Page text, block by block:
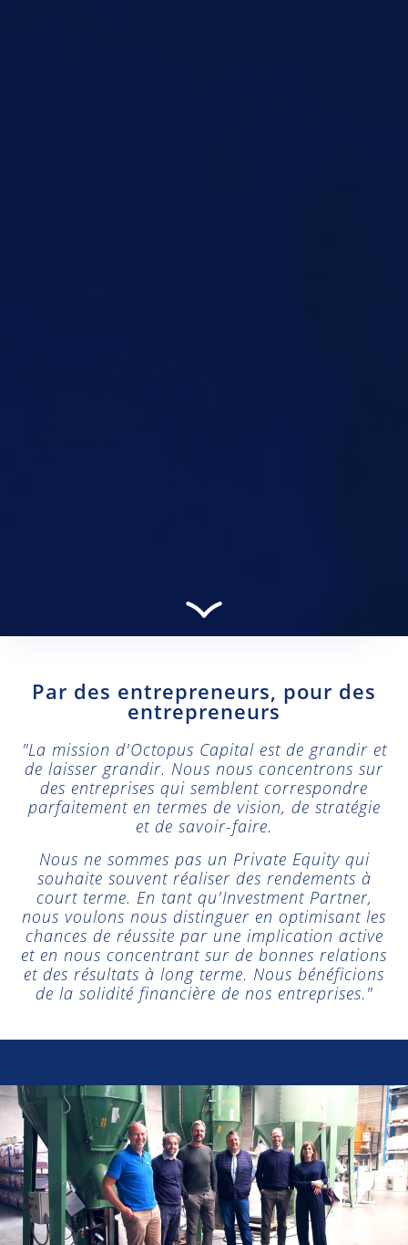
Par des entrepreneurs, pour des
entrepreneurs
"La mission d'Octopus Capital est de grandir et
de laisser grandir. Nous nous concentrons sur
des entreprises qui semblent correspondre
parfaitement en termes de vision, de stratégie
et de savoir-faire.
Nous ne sommes pas un Private Equity qui
souhaite souvent réaliser des rendements à
court terme. En tant qu'Investment Partner,
nous voulons nous distinguer en optimisant les
chances de réussite par une implication active
et en nous concentrant sur de bonnes relations
et des résultats à long terme. Nous bénéficions
de la solidité financière de nos entreprises."